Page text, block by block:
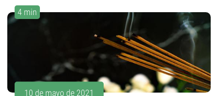
4 min
10 de mayo de 2021